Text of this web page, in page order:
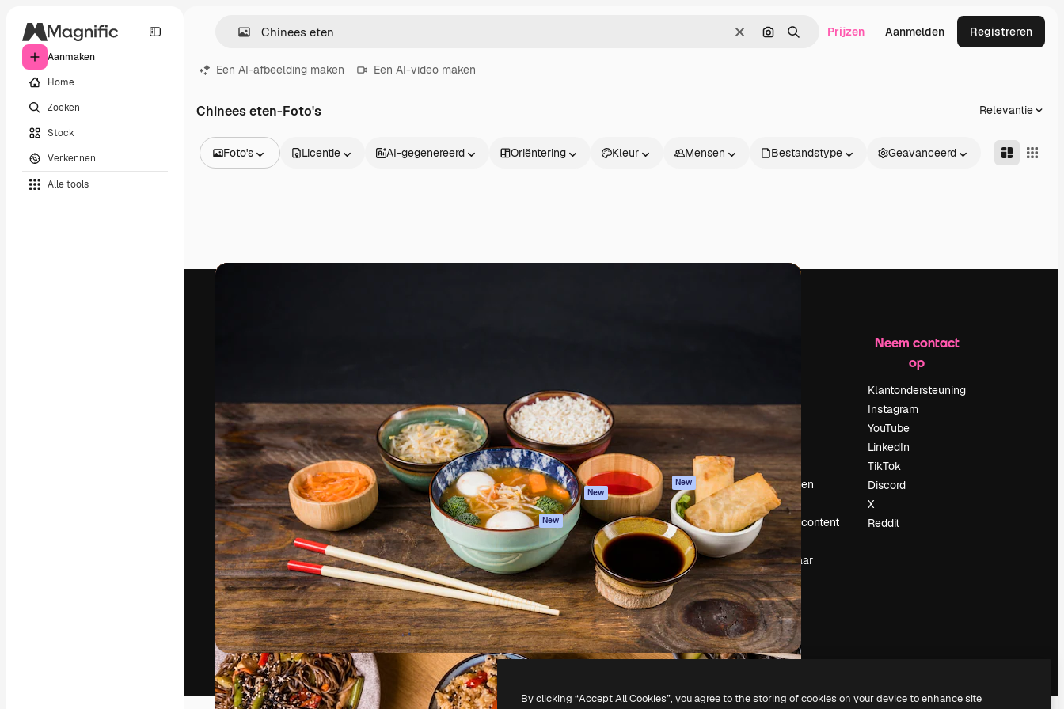
Aanmaken
Home
Zoeken
Stock
Verkennen
Alle tools
WissenZoeken op afbeelding
ZoekenPrijzen Aanmelden Registreren
Een AI-afbeelding maken Een AI-video maken
Chinees eten-Foto's Relevantie
Foto's
Video's
Licentie AI-gegenereerd Oriëntering Kleur Mensen Bestandstype Geavanceerd
onder creatievelingen, ondernemingen,
bureaus en studio's.
Nederlands
AI-assistent
AI Image Generator
AI Video Generator
AI Voice Generator
Stockcontent
MCP voor
Claude/ChatGPT
New
Agenten New
API
Mobiele app
Alle Magnific-tools
Ondersteuning
Algemene
voorwaarden
Privacybeleid
Originelen New
Cookiebeleid
Vertrouwenscentrum
Partners
Onderneming
Reviews
Zoektrends
Blog
Evenementen
Slidesgo
Verkoop je content
Perszaal
Op zoek naar
magnific.ai
Neem contact
op
Klantondersteuning
Instagram
YouTube
LinkedIn
TikTok
Discord
X
Reddit
Copyright © 2010-2026Freepik Company S.L.U.Alle rechten voorbehouden.
By clicking “Accept All Cookies”, you agree to the storing of cookies on your device to enhance site